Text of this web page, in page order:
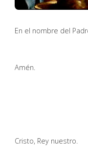
En el nombre del
Amén.
Cristo, Rey nuestro.